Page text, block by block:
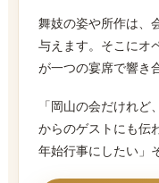
舞妓の姿や所作は、
与えます。そこにオ
が一つの宴席で響き
「岡山の会だけれ
からのゲストにも伝
年始行事にしたい」